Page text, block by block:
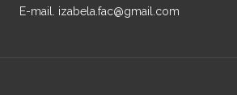
E-mail. izabela.fac@gmail.com